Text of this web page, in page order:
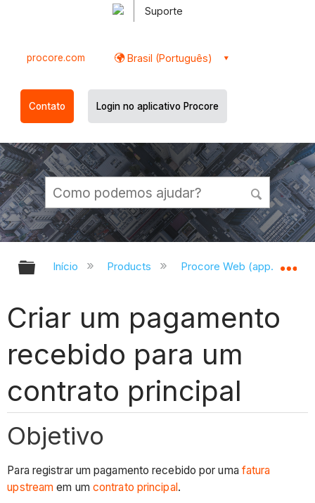
Suporte
procore.com Brasil (Português)
Contato Login no aplicativo Procore
Expandir/recolher hierarquia
Início Products Procore Web
Criar um pagamento
recebido para um
contrato principal
Objetivo
Para registrar um pagamento recebido por uma fatura
upstream em um contrato principal .